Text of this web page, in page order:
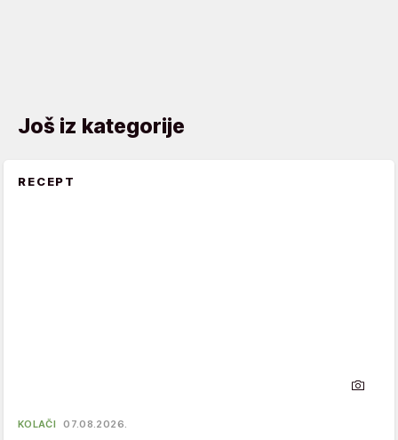
Još iz kategorije
RECEPT
KOLAČI 07.08.2026.